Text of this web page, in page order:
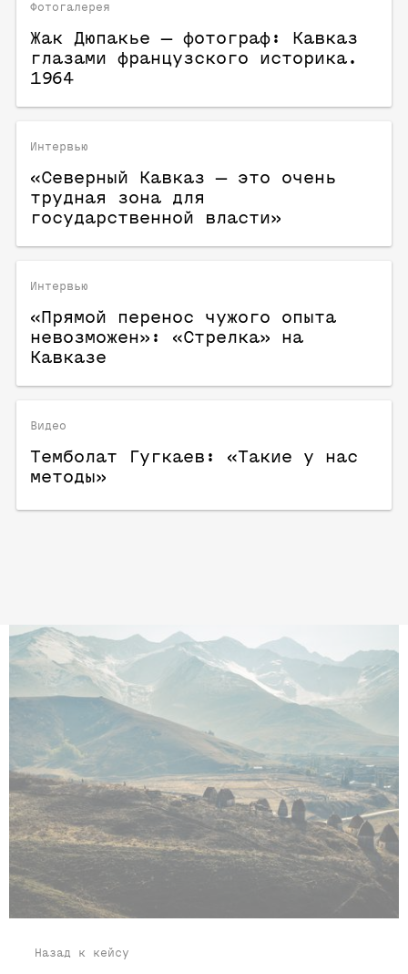
Фотогалерея
Жак Дюпакье — фотограф: Кавказ
глазами французского историка.
1964
Интервью
«Северный Кавказ — это очень
трудная зона для
государственной власти»
Интервью
«Прямой перенос чужого опыта
невозможен»: «Стрелка» на
Кавказе
Видео
Темболат Гугкаев: «Такие у нас
методы»
Назад к кейсу